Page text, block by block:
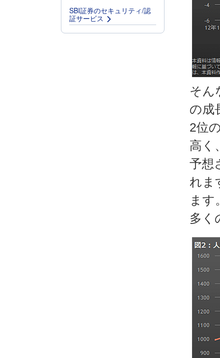
SBI証券のセキュリティ/認
証サービス
そん
の成
2位
高く
予想
れま
ます
多く